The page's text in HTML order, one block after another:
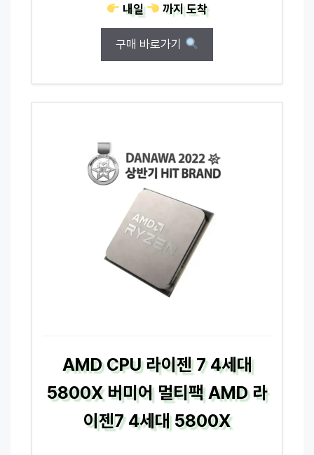
내일
까지도착
구매 바로가기
AMD CPU 라이젠 7 4세대
5800X 버미어 멀티팩 AMD 라
이젠7 4세대 5800X